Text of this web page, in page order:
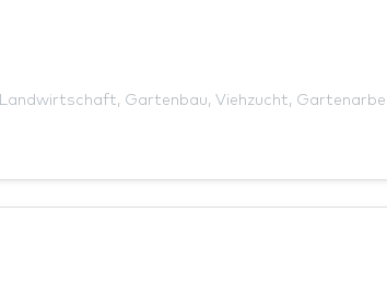
Landwirtschaft, Gartenbau, Viehzucht,